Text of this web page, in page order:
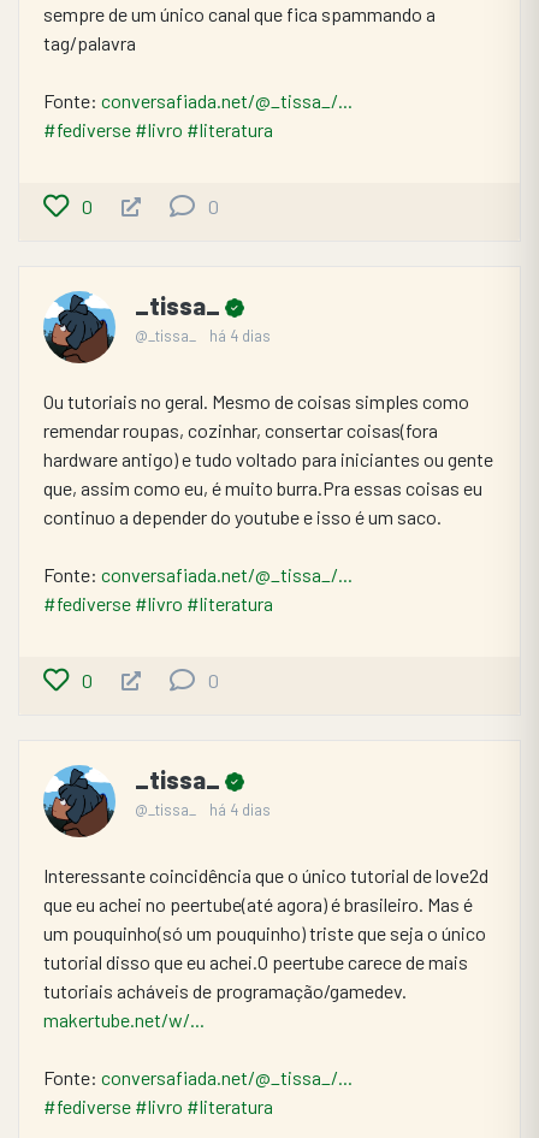
sempre de um único canal que fica spammando a
tag/palavra
Fonte: conversafiada.net/@_tissa_/...
#fediverse #livro #literatura
0 0
_tissa_
@_tissa_ há 4 dias
Ou tutoriais no geral. Mesmo de coisas simples como
remendar roupas, cozinhar, consertar coisas(fora
hardware antigo) e tudo voltado para iniciantes ou gente
que, assim como eu, é muito burra.Pra essas coisas eu
continuo a depender do youtube e isso é um saco.
Fonte: conversafiada.net/@_tissa_/...
#fediverse #livro #literatura
0 0
_tissa_
@_tissa_ há 4 dias
Interessante coincidência que o único tutorial de love2d
que eu achei no peertube(até agora) é brasileiro. Mas é
um pouquinho(só um pouquinho) triste que seja o único
tutorial disso que eu achei.O peertube carece de mais
makertube.net/w/...
Fonte: conversafiada.net/@_tissa_/...
#fediverse #livro #literatura